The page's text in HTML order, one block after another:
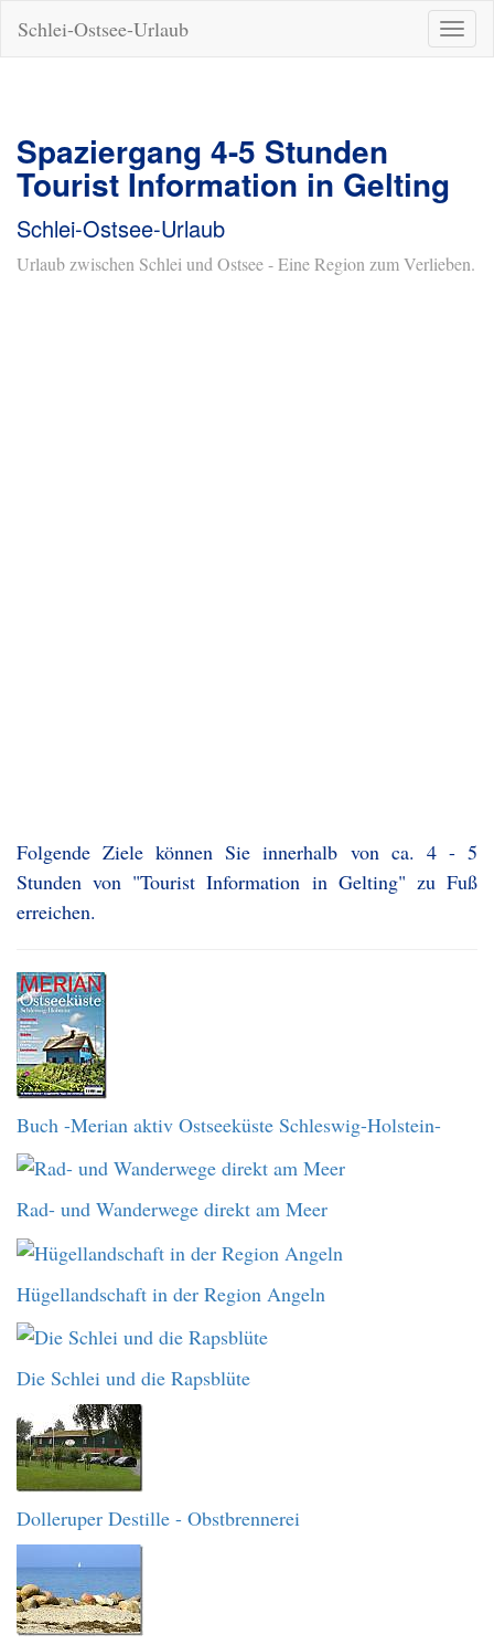
ein-/
Schlei-Ostsee-Urlaub
Spaziergang 4-5 Stunden
Tourist Information in Gelting
Schlei-Ostsee-Urlaub
Urlaub zwischen Schlei und Ostsee - Eine Region zum Verlieben.
Folgende Ziele können Sie innerhalb von ca. 4 - 5
Stunden von "Tourist Information in Gelting" zu Fuß
erreichen.
Buch -Merian aktiv Ostseeküste Schleswig-Holstein-
Rad- und Wanderwege direkt am Meer
Hügellandschaft in der Region Angeln
Die Schlei und die Rapsblüte
Dolleruper Destille - Obstbrennerei